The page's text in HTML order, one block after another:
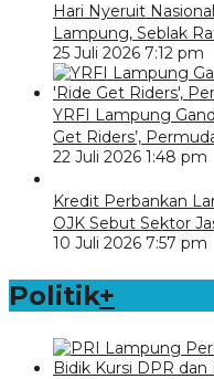
Hari Nyeruit
Lampung, Seblak
25 Juli 2026 7:12 pm
YRFI Lampung
Get Riders’,
22 Juli 2026 1:48 pm
Kredit Perbankan
OJK Sebut Sektor
10 Juli 2026 7:57 pm
Politik+